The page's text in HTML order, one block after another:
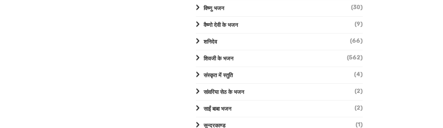
विष्णु भजन (30)
वैष्णो देवी के भजन (9)
शनिदेव (66)
शिवजी के भजन (562)
संस्कृत में स्तुति (4)
सांवरिया सेठ के भजन (2)
साईं बाबा भजन (2)
सुन्दरकाण्ड (1)